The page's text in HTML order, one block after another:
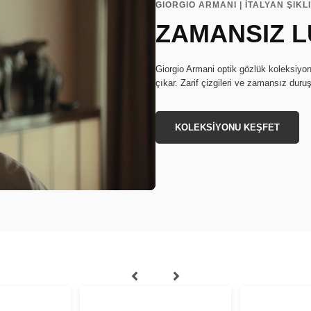
GIORGIO ARMANI | İTALYAN
ZAMANSIZ
Giorgio Armani optik gözlük
çıkar. Zarif çizgileri ve zamansız
KOLEKSİYONU KEŞFET